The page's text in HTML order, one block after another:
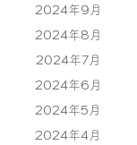
2024年9月
2024年8月
2024年7月
2024年6月
2024年5月
2024年4月